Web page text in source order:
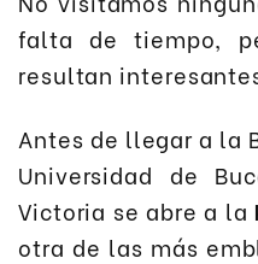
falta de tiempo,
resultan
Antes de llegar a la
Universidad de
Victoria se abre a la
otra de las más